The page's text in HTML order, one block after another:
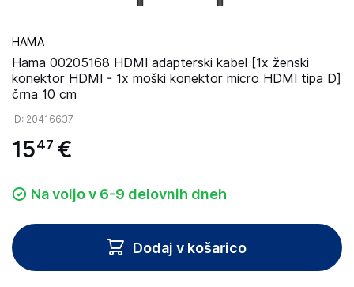
HAMA
Hama 00205168 HDMI adapterski kabel [1x ženski
konektor HDMI - 1x moški konektor micro HDMI tipa D]
črna 10 cm
ID: 20416637
1547 €
Na voljo v 6-9 delovnih dneh
Dodaj v košarico